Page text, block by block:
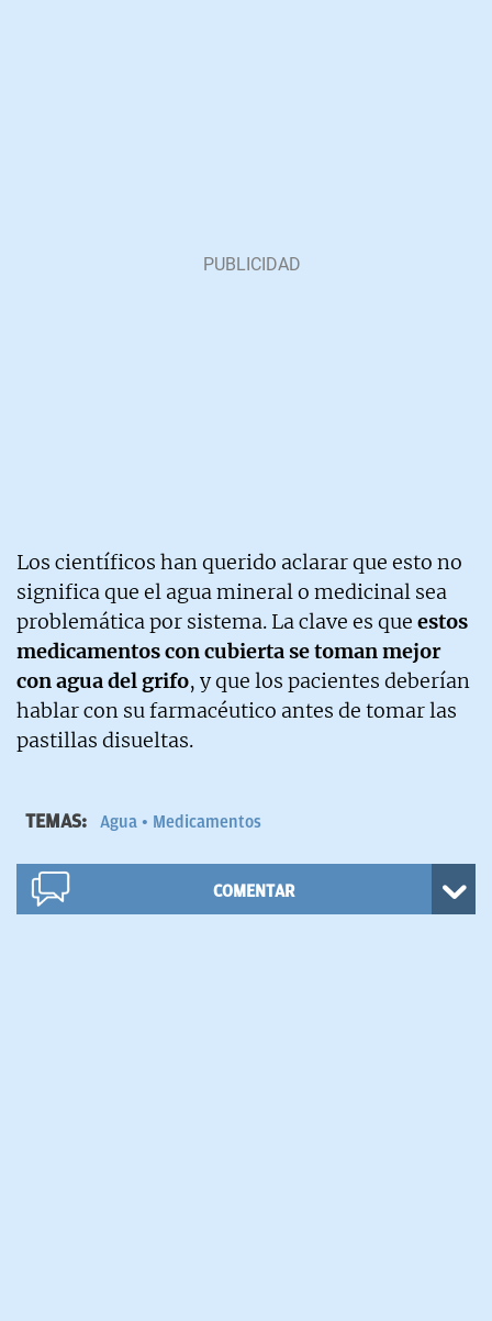
Los científicos han querido aclarar que esto no
significa que el agua mineral o medicinal sea
problemática por sistema. La clave es que estos
medicamentos con cubierta se toman mejor
con agua del grifo, y que los pacientes deberían
hablar con su farmacéutico antes de tomar las
pastillas disueltas.
TEMAS: Agua Medicamentos
COMENTAR